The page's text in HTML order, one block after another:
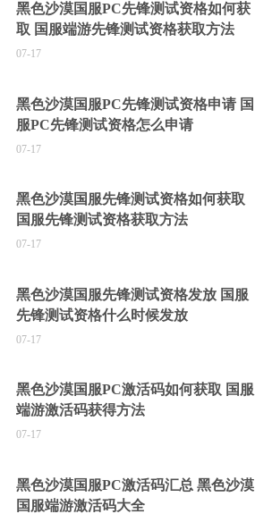
黑色沙漠国服PC先锋测试资格如何获
取 国服端游先锋测试资格获取方法
07-17
黑色沙漠国服PC先锋测试资格申请 国
服PC先锋测试资格怎么申请
07-17
黑色沙漠国服先锋测试资格如何获取
国服先锋测试资格获取方法
07-17
黑色沙漠国服先锋测试资格发放 国服
先锋测试资格什么时候发放
07-17
黑色沙漠国服PC激活码如何获取 国服
端游激活码获得方法
07-17
黑色沙漠国服PC激活码汇总 黑色沙漠
国服端游激活码大全